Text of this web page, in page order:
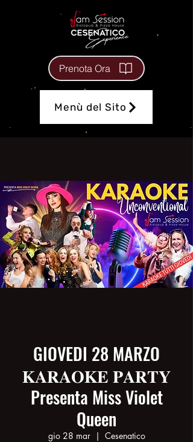
Menù del Sito
Prenota Ora
GIOVEDI 28 MARZO
𝐊𝐀𝐑𝐀𝐎𝐊𝐄 𝐏𝐀𝐑𝐓𝐘
Presenta Miss Violet
Queen
gio 28 mar
  |
Cesenatico